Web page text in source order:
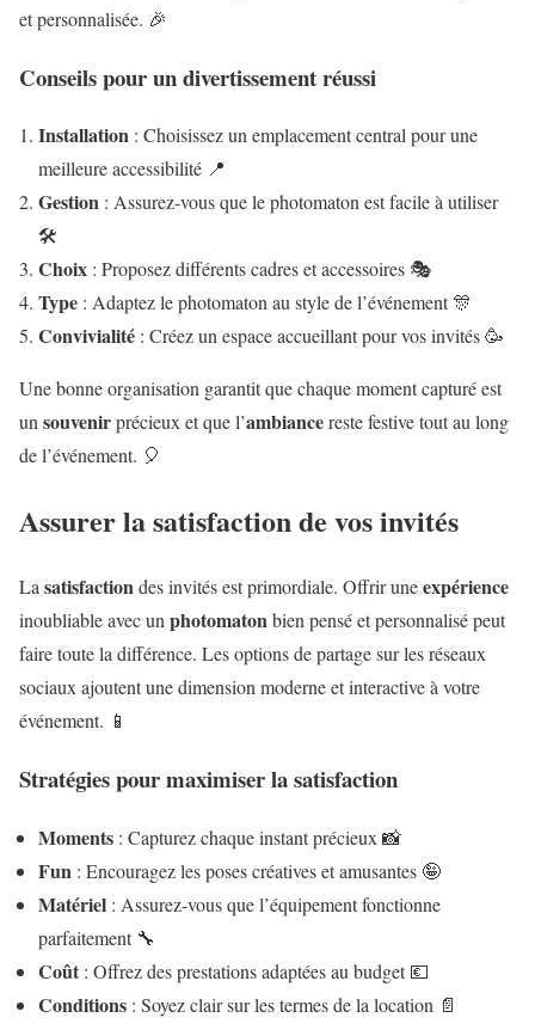
et personnalisée. 🎉
Conseils pour un divertissement réussi
Installation : Choisissez un emplacement central pour une
meilleure accessibilité 📍
Gestion : Assurez-vous que le photomaton est facile à utiliser
🛠️
Choix : Proposez différents cadres et accessoires 🎭
Type : Adaptez le photomaton au style de l’événement 🎊
Convivialité : Créez un espace accueillant pour vos invités 🥳
Une bonne organisation garantit que chaque moment capturé est
unsouvenirprécieux et que l’ambiancereste festive tout au long
de l’événement. 🎈
Assurer la satisfaction de vos invités
La satisfactiondes invités est primordiale. Offrir uneexpérience
inoubliable avec un photomatonbien pensé et personnalisé peut
faire toute la différence. Les options de partage sur les réseaux
sociaux ajoutent une dimension moderne et interactive à votre
événement. 📱
Stratégies pour maximiser la satisfaction
Moments : Capturez chaque instant précieux 📸
Fun : Encouragez les poses créatives et amusantes 🤪
Matériel : Assurez-vous que l’équipement fonctionne
parfaitement 🔧
Coût : Offrez des prestations adaptées au budget 💶
Conditions : Soyez clair sur les termes de la location 📄